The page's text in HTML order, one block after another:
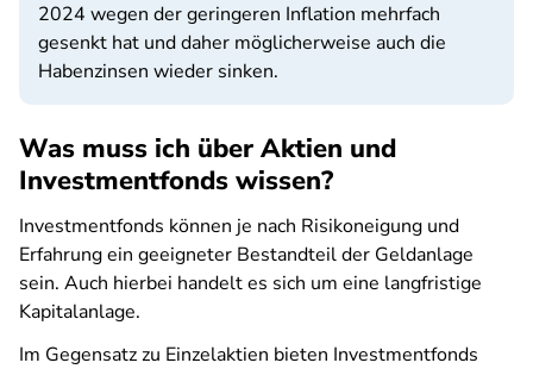
2024 wegen der geringeren Inflation mehrfach
gesenkt hat und daher möglicherweise auch die
Habenzinsen wieder sinken.
Was muss ich über Aktien und
Investmentfonds wissen?
Investmentfonds können je nach Risikoneigung und
Erfahrung ein geeigneter Bestandteil der Geldanlage
sein. Auch hierbei handelt es sich um eine langfristige
Kapitalanlage.
Im Gegensatz zu Einzelaktien bieten Investmentfonds